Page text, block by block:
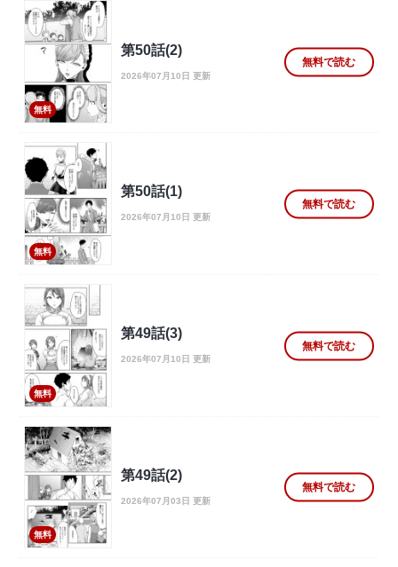
無料
第50話(2)
2026年07月10日 更新
無料で読む
無料
第50話(1)
2026年07月10日 更新
無料で読む
無料
第49話(3)
2026年07月10日 更新
無料で読む
無料
第49話(2)
2026年07月03日 更新
無料で読む